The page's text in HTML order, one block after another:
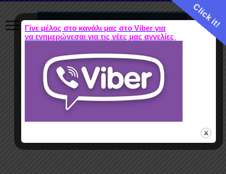
Click it!
Γίνε μέλος στο κανάλι μας στο Viber για
να ενημερώνεσαι για τις νέες μας αγγελίες